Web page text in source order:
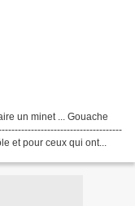
un minet ... Gouache
et pour ceux qui ont...